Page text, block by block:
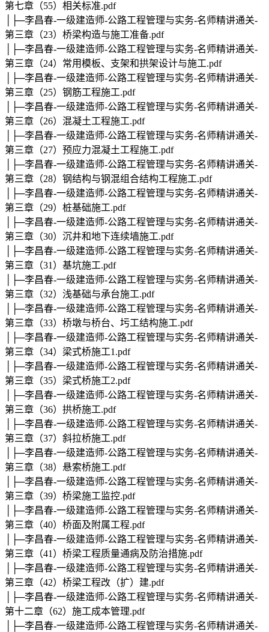
第七章（55）相关标准.pdf
│├─李昌春-一级建造师-公路工程管理与实务-名师精讲通关-
第三章（23）桥梁构造与施工准备.pdf
│├─李昌春-一级建造师-公路工程管理与实务-名师精讲通关-
第三章（24）常用模板、支架和拱架设计与施工.pdf
│├─李昌春-一级建造师-公路工程管理与实务-名师精讲通关-
第三章（25）钢筋工程施工.pdf
│├─李昌春-一级建造师-公路工程管理与实务-名师精讲通关-
第三章（26）混凝土工程施工.pdf
│├─李昌春-一级建造师-公路工程管理与实务-名师精讲通关-
第三章（27）预应力混凝土工程施工.pdf
│├─李昌春-一级建造师-公路工程管理与实务-名师精讲通关-
第三章（28）钢结构与钢混组合结构工程施工.pdf
│├─李昌春-一级建造师-公路工程管理与实务-名师精讲通关-
第三章（29）桩基础施工.pdf
│├─李昌春-一级建造师-公路工程管理与实务-名师精讲通关-
第三章（30）沉井和地下连续墙施工.pdf
│├─李昌春-一级建造师-公路工程管理与实务-名师精讲通关-
第三章（31）基坑施工.pdf
│├─李昌春-一级建造师-公路工程管理与实务-名师精讲通关-
第三章（32）浅基础与承台施工.pdf
│├─李昌春-一级建造师-公路工程管理与实务-名师精讲通关-
第三章（33）桥墩与桥台、圬工结构施工.pdf
│├─李昌春-一级建造师-公路工程管理与实务-名师精讲通关-
第三章（34）梁式桥施工1.pdf
│├─李昌春-一级建造师-公路工程管理与实务-名师精讲通关-
第三章（35）梁式桥施工2.pdf
│├─李昌春-一级建造师-公路工程管理与实务-名师精讲通关-
第三章（36）拱桥施工.pdf
│├─李昌春-一级建造师-公路工程管理与实务-名师精讲通关-
第三章（37）斜拉桥施工.pdf
│├─李昌春-一级建造师-公路工程管理与实务-名师精讲通关-
第三章（38）悬索桥施工.pdf
│├─李昌春-一级建造师-公路工程管理与实务-名师精讲通关-
第三章（39）桥梁施工监控.pdf
│├─李昌春-一级建造师-公路工程管理与实务-名师精讲通关-
第三章（40）桥面及附属工程.pdf
│├─李昌春-一级建造师-公路工程管理与实务-名师精讲通关-
第三章（41）桥梁工程质量通病及防治措施.pdf
│├─李昌春-一级建造师-公路工程管理与实务-名师精讲通关-
第三章（42）桥梁工程改（扩）建.pdf
│├─李昌春-一级建造师-公路工程管理与实务-名师精讲通关-
第十二章（62）施工成本管理.pdf
│├─李昌春-一级建造师-公路工程管理与实务-名师精讲通关-